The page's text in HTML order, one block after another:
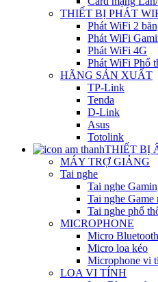
THIẾT BỊ PHÁT
Phát WiFi 2
Phát WiFi
Phát WiFi 4G
Phát WiFi Phổ
HÃNG SẢN XUẤT
TP-Link
Tenda
D-Link
Asus
Totolink
THIẾT BỊ
MÁY TRỢ GIẢNG
Tai nghe
Tai nghe
Tai nghe Game
Tai nghe phổ
MICROPHONE
Micro Bluetooth
Micro loa kéo
Microphone vi
LOA VI TÍNH